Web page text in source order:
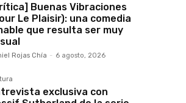
Buenas Vibraciones
Le Plaisir): una comedia
que resulta ser muy
Rojas Chía - 6 agosto, 2026
exclusiva con